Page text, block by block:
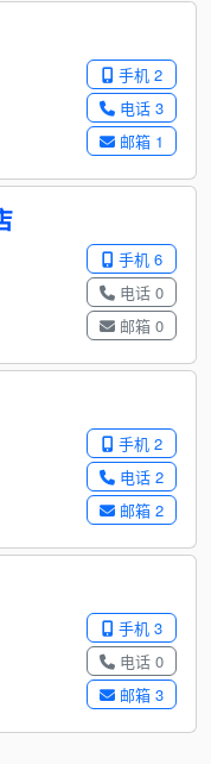
手机 2
电话 3
邮箱 1
手机 6
电话 0
邮箱 0
手机 2
电话 2
邮箱 2
手机 3
电话 0
邮箱 3